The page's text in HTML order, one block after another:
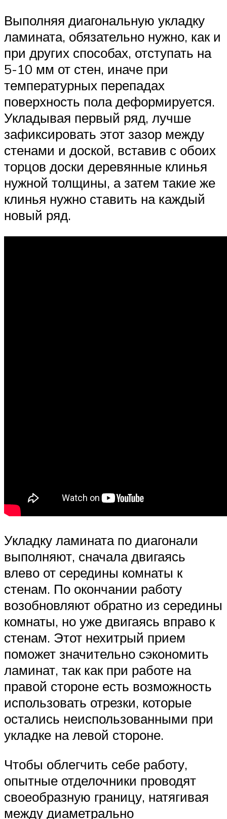
Выполняя диагональную укладку
ламината, обязательно нужно, как и
при других способах, отступать на
5-10 мм от стен, иначе при
температурных перепадах
поверхность пола деформируется.
Укладывая первый ряд, лучше
зафиксировать этот зазор между
стенами и доской, вставив с обоих
торцов доски деревянные клинья
нужной толщины, а затем такие же
клинья нужно ставить на каждый
новый ряд.
Укладку ламината по диагонали
выполняют, сначала двигаясь
влево от середины комнаты к
стенам. По окончании работу
возобновляют обратно из середины
комнаты, но уже двигаясь вправо к
стенам. Этот нехитрый прием
поможет значительно сэкономить
ламинат, так как при работе на
правой стороне есть возможность
использовать отрезки, которые
остались неиспользованными при
укладке на левой стороне.
Чтобы облегчить себе работу,
опытные отделочники проводят
своеобразную границу, натягивая
между диаметрально